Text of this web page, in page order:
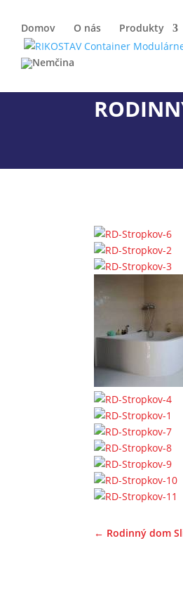
Domov O nás Produkty
← Rodinný dom